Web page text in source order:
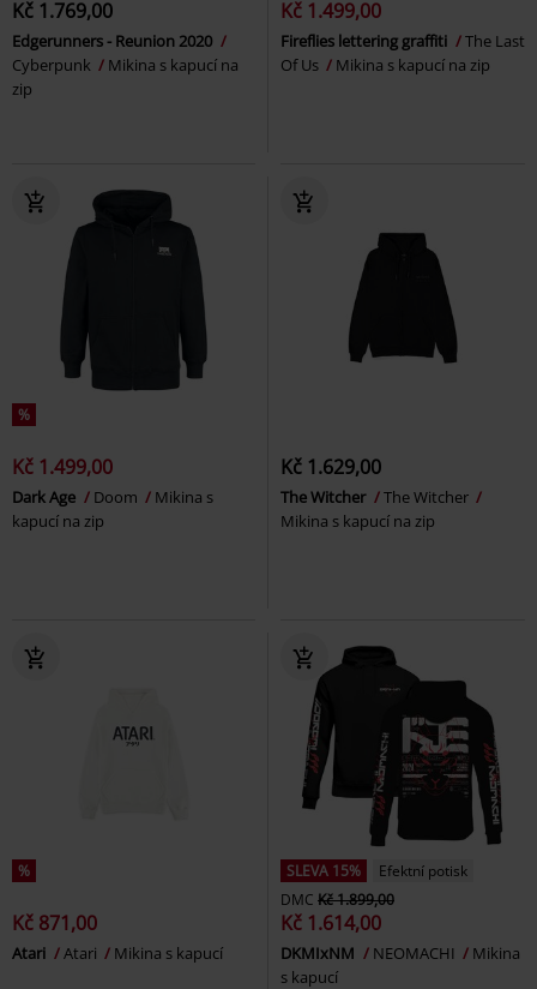
Kč 1.769,00
Edgerunners - Reunion 2020
Cyberpunk
Mikina s kapucí na
zip
Kč 1.499,00
Fireflies lettering graffiti
The Last
Of Us
Mikina s kapucí na zip
%
Kč 1.499,00
Dark Age Doom
Mikina s
kapucí na zip
Kč 1.629,00
The Witcher
The Witcher
Mikina s kapucí na zip
%
Kč 871,00
Atari Atari Mikina s kapucí
SLEVA 15%
Efektní potisk
DMC Kč 1.899,00
Kč 1.614,00
DKMIxNM NEOMACHI
Mikina
s kapucí